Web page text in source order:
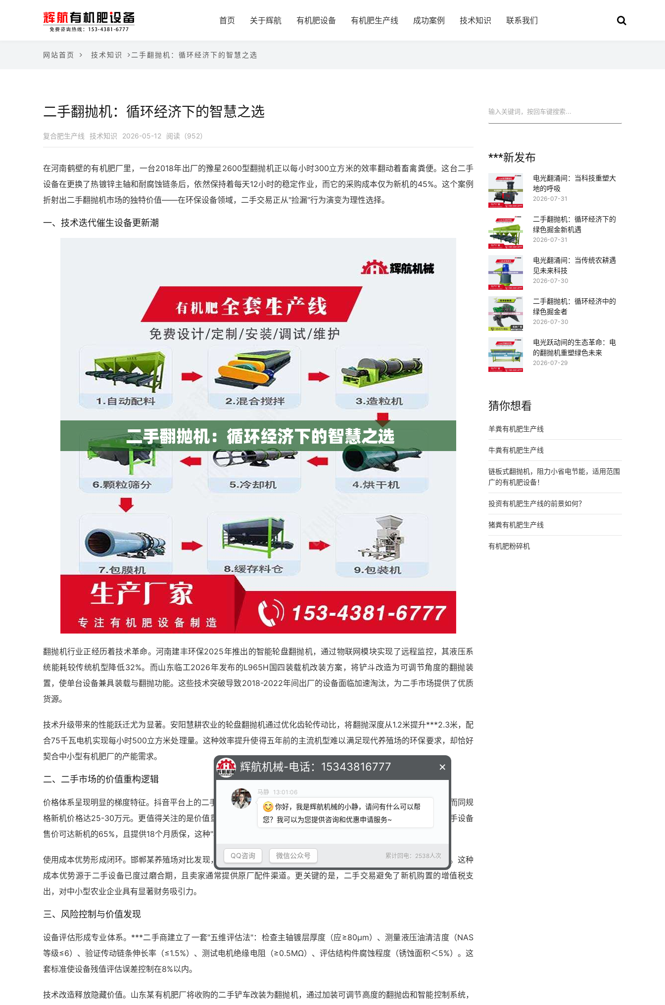
首页 关于辉航 有机肥设备 有机肥生产线 成功案例 技术知识 联系我们
网站首页 技术知识 二手翻抛机：循环经济下的智慧之选
二手翻抛机：循环经济下的智慧之选
复合肥生产线 技术知识 2026-05-12 阅读（952）
在河南鹤壁的有机肥厂里，一台2018年出厂的豫星2600型翻抛机正以每小时300立方米的效率翻动着畜禽粪便。这台二手
设备在更换了热镀锌主轴和耐腐蚀链条后，依然保持着每天12小时的稳定作业，而它的采购成本仅为新机的45%。这个案例
折射出二手翻抛机市场的独特价值——在环保设备领域，二手交易正从"捡漏"行为演变为理性选择。
一、技术迭代催生设备更新潮
翻抛机行业正经历着技术革命。河南建丰环保2025年推出的智能轮盘翻抛机，通过物联网模块实现了远程监控，其液压系
统能耗较传统机型降低32%。而山东临工2026年发布的L965H国四装载机改装方案，将铲斗改造为可调节角度的翻抛装
置，使单台设备兼具装载与翻抛功能。这些技术突破导致2018-2022年间出厂的设备面临加速淘汰，为二手市场提供了优质
货源。
技术升级带来的性能跃迁尤为显著。安阳慧耕农业的轮盘翻抛机通过优化齿轮传动比，将翻抛深度从1.2米提升***2.3米，配
合75千瓦电机实现每小时500立方米处理量。这种效率提升使得五年前的主流机型难以满足现代养殖场的环保要求，却恰好
契合中小型有机肥厂的产能需求。
二、二手市场的价值重构逻辑
价格体系呈现明显的梯度特征。抖音平台上的二手商数据显示，2018-2020年出厂的链板式翻抛机均价在8-12万元，而同规
格新机价格达25-30万元。更值得关注的是价值重构：河南建丰环保对回收设备进行主轴更换、液压系统升级后，二手设备
售价可达新机的65%，且提供18个月质保，这种"再制造"模式正在改变市场规则。
使用成本优势形成闭环。邯郸某养殖场对比发现，采购二手翻抛机后，年维护成本比新机低28%，电费支出减少40%。这种
成本优势源于二手设备已度过磨合期，且卖家通常提供原厂配件渠道。更关键的是，二手交易避免了新机购置的增值税支
出，对中小型农业企业具有显著财务吸引力。
三、风险控制与价值发现
设备评估形成专业体系。***二手商建立了一套"五维评估法"：检查主轴镀层厚度（应≥80μm）、测量液压油清洁度（NAS
等级≤6）、验证传动链条伸长率（≤1.5%）、测试电机绝缘电阻（≥0.5MΩ）、评估结构件腐蚀程度（锈蚀面积＜5%）。这
套标准使设备残值评估误差控制在8%以内。
技术改造释放隐藏价值。山东某有机肥厂将收购的二手铲车改装为翻抛机，通过加装可调节高度的翻抛齿和智能控制系统，
***新发布
电光翻涌间：当科技重塑大
地的呼吸
2026-07-31
二手翻抛机：循环经济下的
绿色掘金新机遇
2026-07-31
电光翻涌间：当传统农耕遇
见未来科技
2026-07-30
二手翻抛机：循环经济中的
绿色掘金者
2026-07-30
电光跃动间的生态革命：电
的翻抛机重塑绿色未来
2026-07-29
猜你想看
羊粪有机肥生产线
牛粪有机肥生产线
链板式翻抛机，阻力小省电节能，适用范围
广的有机肥设备！
投资有机肥生产线的前景如何？
猪粪有机肥生产线
有机肥粉碎机
辉航机械-电话：15343816777 ×
马静 13:01:06
你好，我是辉航机械的小静，请问有什么可以帮
您？我可以为您提供咨询和优惠申请服务~
累计回电：2538人次
QQ咨询 微信公众号